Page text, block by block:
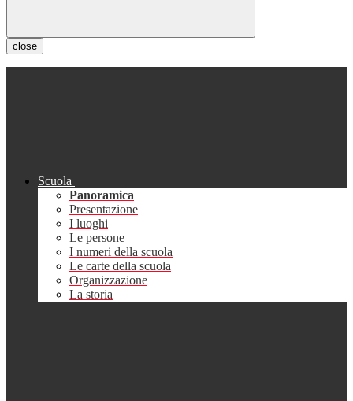
close
Scuola
Panoramica
Presentazione
I luoghi
Le persone
I numeri della scuola
Le carte della scuola
Organizzazione
La storia